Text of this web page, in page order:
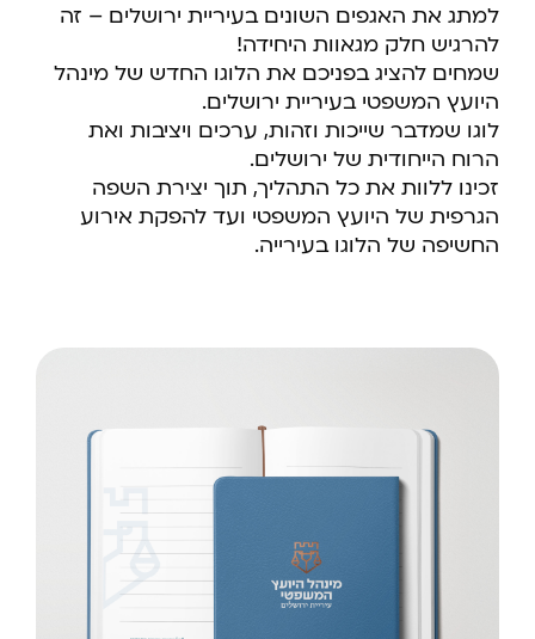
למתג את האגפים השונים בעיריית ירושלים – זה
להרגיש חלק מגאוות היחידה!
שמחים להציג בפניכם את הלוגו החדש של מינהל
היועץ המשפטי בעיריית ירושלים.
לוגו שמדבר שייכות וזהות, ערכים ויציבות ואת
הרוח הייחודית של ירושלים.
זכינו ללוות את כל התהליך, תוך יצירת השפה
הגרפית של היועץ המשפטי ועד להפקת אירוע
החשיפה של הלוגו בעירייה.